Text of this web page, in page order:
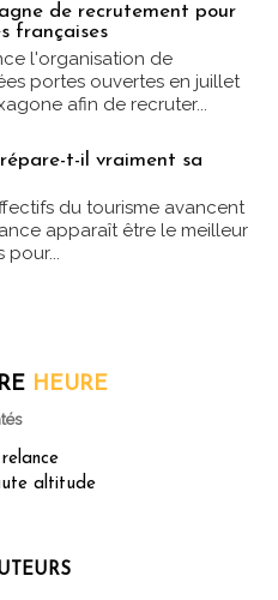
de recrutement pour
françaises
l'organisation de
portes ouvertes en juillet
afin de recruter...
t-il vraiment sa
du tourisme avancent
apparaît être le meilleur
pour...
HEURE
altitude